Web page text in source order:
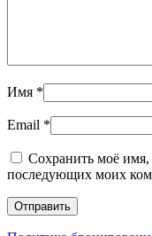
Имя *
Email *
Сохранить моё имя,
последующих моих